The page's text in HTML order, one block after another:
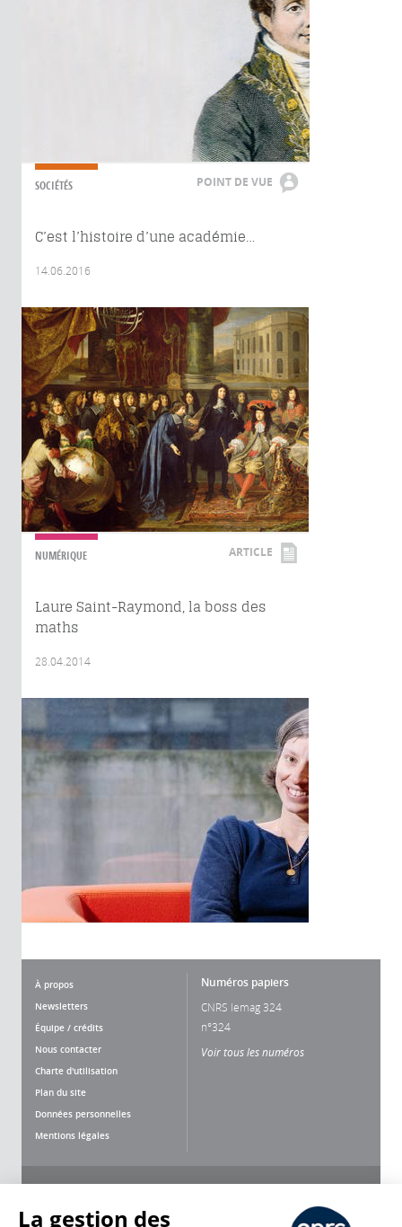
SOCIÉTÉS POINT DE VUE
C’est l’histoire d’une académie…
14.06.2016
NUMÉRIQUE ARTICLE
Laure Saint-Raymond, la boss des
maths
28.04.2014
À propos
Newsletters
Équipe / crédits
Nous contacter
Charte d'utilisation
Plan du site
Données personnelles
Mentions légales
Numéros papiers
CNRS lemag 324
n°324
Voir tous les numéros
La gestion des